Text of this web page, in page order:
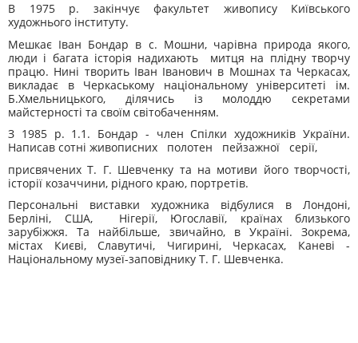
В 1975 р. закінчує факультет живопису Київського
художнього інституту.
Мешкає Іван Бондар в с. Мошни, ча­рівна природа якого,
люди і багата історія надихають митця на плідну творчу
працю. Нині творить Іван Іванович в Мошнах та Черкасах,
викладає в Черкаському національному університеті ім.
Б.Хмельницького, ділячись із молоддю секретами
майстерності та своїм світобаченням.
З 1985 р. 1.1. Бондар - член Спілки художників України.
Написав сотні живописних полотен пейзажної серії,
присвячених Т. Г. Шевченку та на мотиви його творчості,
історії козаччини, рідного краю, портретів.
Персональні виставки художника відбулися в Лондоні,
Берліні, США, Нігерії, Югославії, країнах близького
зарубіжжя. Та найбільше, звичайно, в Україні. Зокрема,
містах Києві, Славутичі, Чигирині, Черкасах, Каневі -
Національному музеї-заповіднику Т. Г. Шевченка.